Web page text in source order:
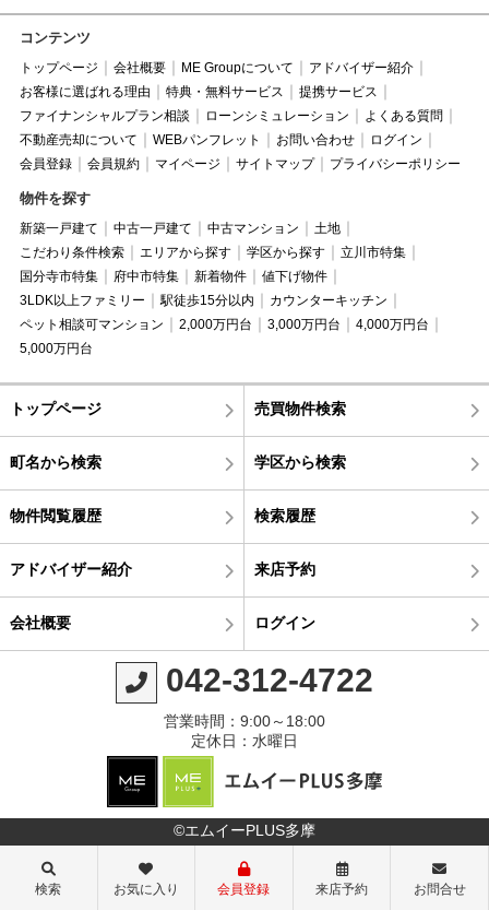
コンテンツ
トップページ 会社概要 ME Groupについて
アドバイザー紹介
お客様に選ばれる理由
特典・無料サービス
提携サービス
ファイナンシャルプラン相談
ローンシミュレーション
よくある質問
不動産売却について
WEBパンフレット お問い合わせ
ログイン
会員登録
会員規約 マイページ サイトマップ プライバシーポリシー
物件を探す
新築一戸建て 中古一戸建て 中古マンション
土地
こだわり条件検索
エリアから探す 学区から探す
立川市特集
国分寺市特集
府中市特集 新着物件
値下げ物件
3LDK以上ファミリー
駅徒歩15分以内
カウンターキッチン
ペット相談可マンション
2,000万円台 3,000万円台
4,000万円台
5,000万円台
トップページ 売買物件検索
町名から検索 学区から検索
物件閲覧履歴 検索履歴
アドバイザー紹介 来店予約
会社概要 ログイン
042-312-4722
営業時間：9:00～18:00
定休日：水曜日
©エムイーPLUS多摩
検索 お気に入り 会員登録 来店予約 お問合せ